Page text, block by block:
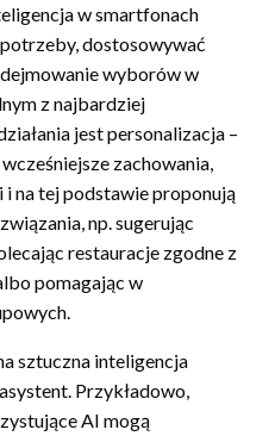
w smartfonach
dostosowywać
wyborów w
z najbardziej
jest personalizacja –
zachowania,
na tej podstawie proponują
np. sugerując
restauracje zgodne z
pomagając w
sztuczna inteligencja
Przykładowo,
AI mogą